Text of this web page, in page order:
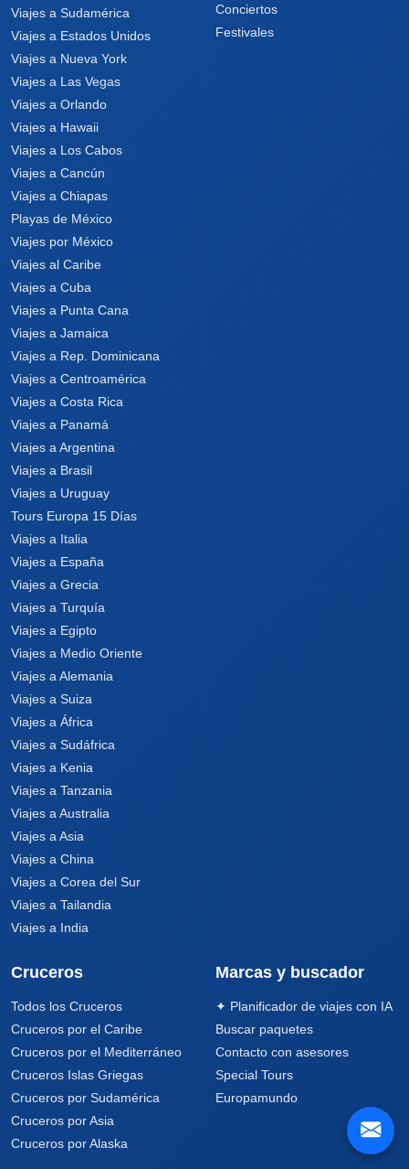
Viajes a Sudamérica
Viajes a Estados Unidos
Viajes a Nueva York
Viajes a Las Vegas
Viajes a Orlando
Viajes a Hawaii
Viajes a Los Cabos
Viajes a Cancún
Viajes a Chiapas
Playas de México
Viajes por México
Viajes al Caribe
Viajes a Cuba
Viajes a Punta Cana
Viajes a Jamaica
Viajes a Rep. Dominicana
Viajes a Centroamérica
Viajes a Costa Rica
Viajes a Panamá
Viajes a Argentina
Viajes a Brasil
Viajes a Uruguay
Tours Europa 15 Días
Viajes a Italia
Viajes a España
Viajes a Grecia
Viajes a Turquía
Viajes a Egipto
Viajes a Medio Oriente
Viajes a Alemania
Viajes a Suiza
Viajes a África
Viajes a Sudáfrica
Viajes a Kenia
Viajes a Tanzania
Viajes a Australia
Viajes a Asia
Viajes a China
Viajes a Corea del Sur
Viajes a Tailandia
Viajes a India
Conciertos
Festivales
Cruceros
Todos los Cruceros
Cruceros por el Caribe
Cruceros por el Mediterráneo
Cruceros Islas Griegas
Cruceros por Sudamérica
Cruceros por Asia
Cruceros por Alaska
Marcas y buscador
✦ Planificador de viajes con IA
Buscar paquetes
Contacto con asesores
Special Tours
Europamundo